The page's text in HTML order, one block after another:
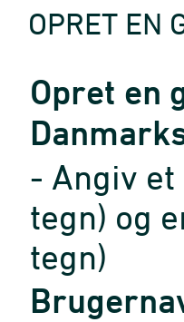
OPRET EN
Opret en
- Angiv
tegn) og
tegn)